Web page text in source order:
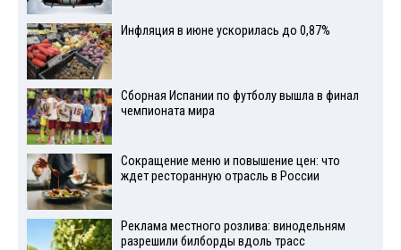
Инфляция в июне ускорилась до 0,87%
Сборная Испании по футболу вышла в финал
чемпионата мира
Сокращение меню и повышение цен: что
ждет ресторанную отрасль в России
Реклама местного розлива: винодельням
разрешили билборды вдоль трасс